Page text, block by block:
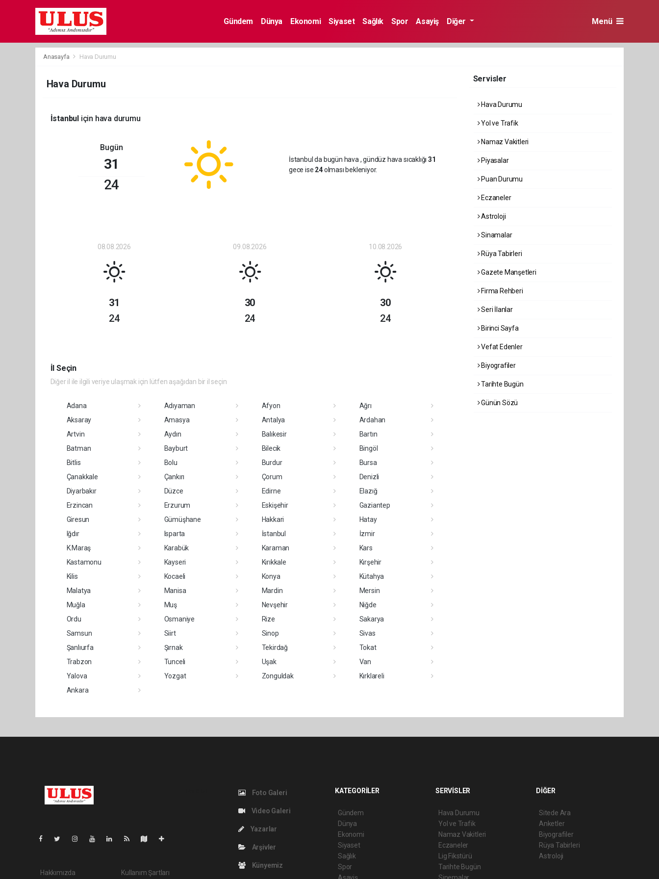
Gündem Dünya Ekonomi Siyaset Sağlık Spor Asayiş Diğer Menü
Anasayfa Hava Durumu
Hava Durumu
İstanbuliçin hava durumu
Bugün
31
24
İstanbul da bugün hava , gündüz hava sıcaklığı 31
gece ise 24olması bekleniyor.
08.08.2026
31
24
09.08.2026
30
24
10.08.2026
30
24
İl Seçin
Diğer il ile ilgili veriye ulaşmak için lütfen aşağıdan bir il seçin
Adana Adıyaman Afyon
Ağrı
Aksaray
Amasya Antalya
Ardahan
Artvin
Aydın Balıkesir
Bartın
Batman
Bayburt Bilecik
Bingöl
Bitlis
Bolu Burdur
Bursa
Çanakkale
Çankırı Çorum
Denizli
Diyarbakır
Düzce Edirne
Elazığ
Erzincan
Erzurum Eskişehir
Gaziantep
Giresun
Gümüşhane Hakkari
Hatay
Iğdır
Isparta İstanbul
İzmir
K.Maraş
Karabük Karaman
Kars
Kastamonu
Kayseri Kırıkkale
Kırşehir
Kilis
Kocaeli Konya
Kütahya
Malatya
Manisa Mardin
Mersin
Muğla
Muş Nevşehir
Niğde
Ordu
Osmaniye Rize
Sakarya
Samsun
Siirt Sinop
Sivas
Şanlıurfa
Şırnak Tekirdağ
Tokat
Trabzon
Tunceli Uşak
Van
Yalova
Yozgat Zonguldak
Kırklareli
Ankara
Servisler
Hava Durumu
Yol ve Trafik
Namaz Vakitleri
Piyasalar
Puan Durumu
Eczaneler
Astroloji
Sinamalar
Rüya Tabirleri
Gazete Manşetleri
Firma Rehberi
Seri İlanlar
Birinci Sayfa
Vefat Edenler
Biyografiler
Tarihte Bugün
Günün Sözü
Hakkımızda Kullanım Şartları
Foto Galeri
Video Galeri
Yazarlar
Arşivler
Künyemiz
KATEGORİLER
Gündem
Dünya
Ekonomi
Siyaset
Sağlık
Spor
Asayiş
SERVİSLER
Hava Durumu
Yol ve Trafik
Namaz Vakitleri
Eczaneler
Lig Fikstürü
Tarihte Bugün
Sinemalar
DİĞER
Sitede Ara
Anketler
Biyografiler
Rüya Tabirleri
Astroloji